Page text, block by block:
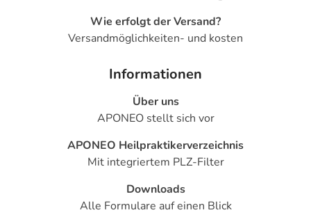
Wie erfolgt der Versand?
Versandmöglichkeiten- und kosten
Informationen
Über uns
APONEO stellt sich vor
APONEO Heilpraktikerverzeichnis
Mit integriertem PLZ-Filter
Downloads
Alle Formulare auf einen Blick